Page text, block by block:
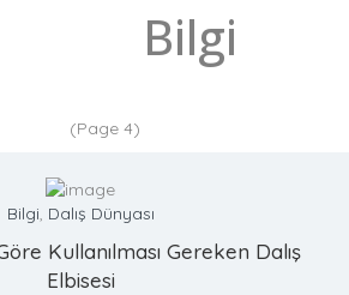
Bilgi
(Page 4)
Bilgi, Dalış Dünyası
Kullanılması Gereken Dalış
Elbisesi